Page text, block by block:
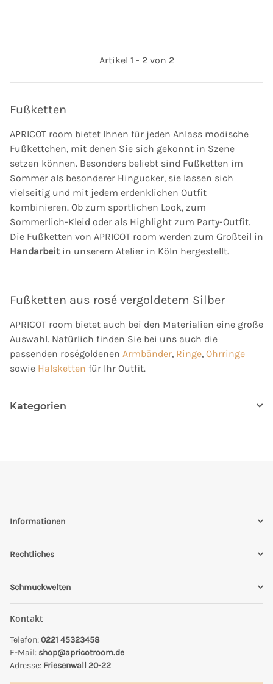
Artikel 1 - 2 von 2
Fußketten
APRICOT room bietet Ihnen für jeden Anlass modische
Fußkettchen, mit denen Sie sich gekonnt in Szene
setzen können. Besonders beliebt sind Fußketten im
Sommer als besonderer Hingucker, sie lassen sich
vielseitig und mit jedem erdenklichen Outfit
kombinieren. Ob zum sportlichen Look, zum
Sommerlich-Kleid oder als Highlight zum Party-Outfit.
Die Fußketten von APRICOT room werden zum Großteil in
Handarbeit in unserem Atelier in Köln hergestellt.
Fußketten aus rosé vergoldetem Silber
APRICOT room bietet auch bei den Materialien eine große
Auswahl. Natürlich finden Sie bei uns auch die
passenden roségoldenen Armbänder, Ringe, Ohrringe
sowie Halsketten für Ihr Outfit.
Kategorien
Informationen
Rechtliches
Schmuckwelten
Kontakt
Telefon:0221 45323458
E-Mail: shop@apricotroom.de
Adresse: Friesenwall 20-22